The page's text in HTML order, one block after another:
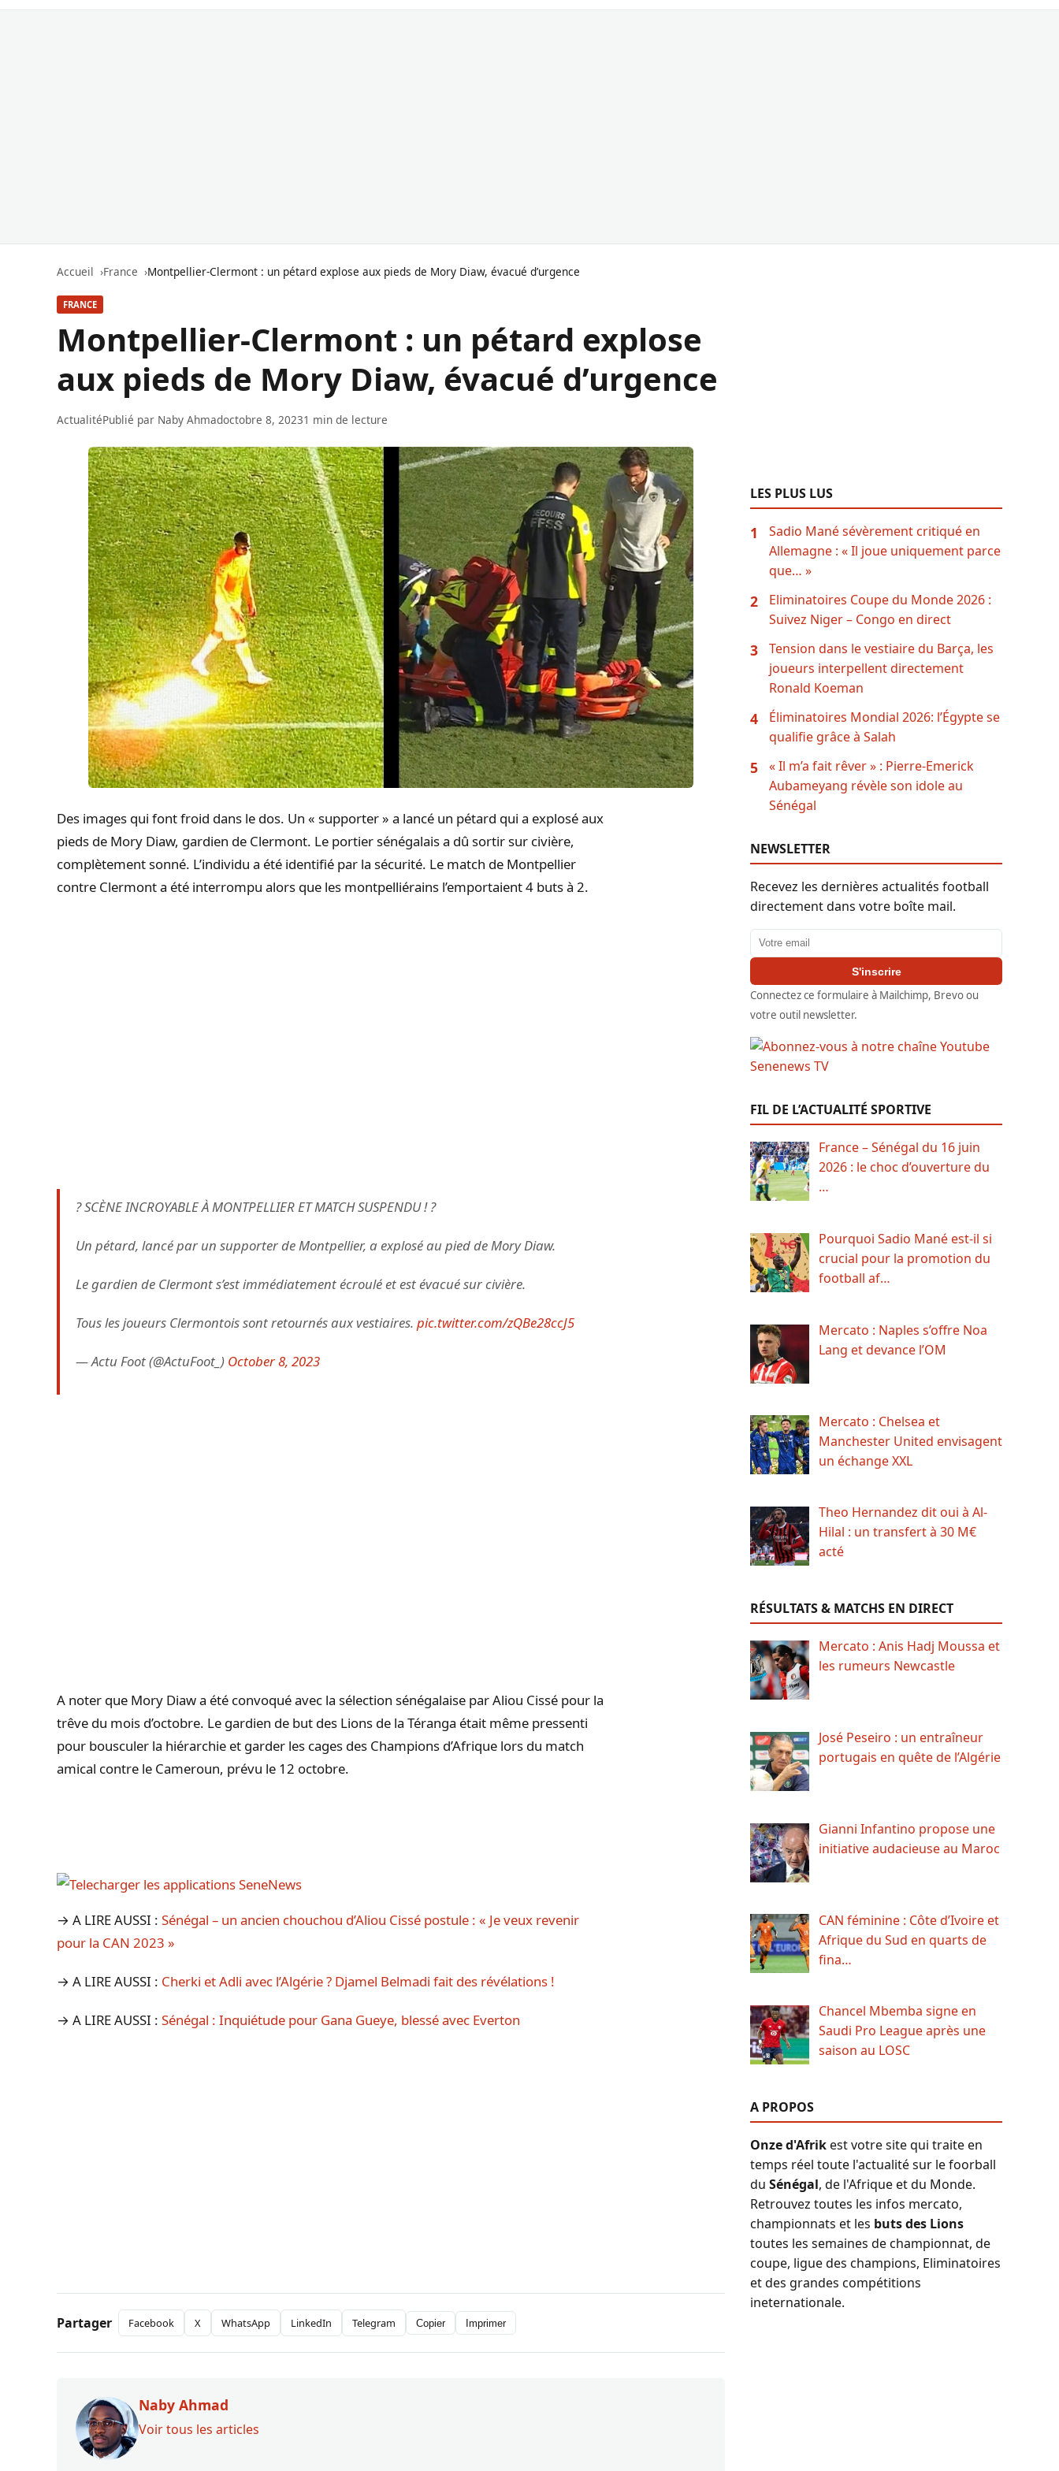
Accueil France Montpellier-Clermont : un pétard explose aux pieds de Mory Diaw, évacué d’urgence
FRANCE
Montpellier-Clermont : un pétard explose
aux pieds de Mory Diaw, évacué d’urgence
ActualitéPublié par Naby Ahmadoctobre 8, 20231 min de lecture
Des images qui font froid dans le dos. Un « supporter » a lancé un pétard qui a explosé aux
pieds de Mory Diaw, gardien de Clermont. Le portier sénégalais a dû sortir sur civière,
complètement sonné. L’individu a été identifié par la sécurité. Le match de Montpellier
contre Clermont a été interrompu alors que les montpelliérains l’emportaient 4 buts à 2.
? SCÈNE INCROYABLE À MONTPELLIER ET MATCH SUSPENDU ! ?
Un pétard, lancé par un supporter de Montpellier, a explosé au pied de Mory Diaw.
Le gardien de Clermont s’est immédiatement écroulé et est évacué sur civière.
Tous les joueurs Clermontois sont retournés aux vestiaires. pic.twitter.com/zQBe28ccJ5
— Actu Foot (@ActuFoot_) October 8, 2023
A noter que Mory Diaw a été convoqué avec la sélection sénégalaise par Aliou Cissé pour la
trêve du mois d’octobre. Le gardien de but des Lions de la Téranga était même pressenti
pour bousculer la hiérarchie et garder les cages des Champions d’Afrique lors du match
amical contre le Cameroun, prévu le 12 octobre.
→ A LIRE AUSSI : Sénégal – un ancien chouchou d’Aliou Cissé postule : « Je veux revenir
pour la CAN 2023 »
→ A LIRE AUSSI : Cherki et Adli avec l’Algérie ? Djamel Belmadi fait des révélations !
→ A LIRE AUSSI : Sénégal : Inquiétude pour Gana Gueye, blessé avec Everton
Partager Facebook X WhatsApp LinkedIn Telegram Copier Imprimer
Naby Ahmad
Voir tous les articles
LES PLUS LUS
1
Sadio Mané sévèrement critiqué en
Allemagne : « Il joue uniquement parce
que… »
2
Eliminatoires Coupe du Monde 2026 :
Suivez Niger – Congo en direct
3
Tension dans le vestiaire du Barça, les
joueurs interpellent directement
Ronald Koeman
4
Éliminatoires Mondial 2026: l’Égypte se
qualifie grâce à Salah
5
« Il m’a fait rêver » : Pierre-Emerick
Aubameyang révèle son idole au
Sénégal
NEWSLETTER
Recevez les dernières actualités football
directement dans votre boîte mail.
Adresse email
S'inscrire
Connectez ce formulaire à Mailchimp, Brevo ou
votre outil newsletter.
FIL DE L’ACTUALITÉ SPORTIVE
France – Sénégal du 16 juin
2026 : le choc d’ouverture du
…
Pourquoi Sadio Mané est-il si
crucial pour la promotion du
football af…
Mercato : Naples s’offre Noa
Lang et devance l’OM
Mercato : Chelsea et
Manchester United envisagent
un échange XXL
Theo Hernandez dit oui à Al-
Hilal : un transfert à 30 M€
acté
RÉSULTATS & MATCHS EN DIRECT
Mercato : Anis Hadj Moussa et
les rumeurs Newcastle
José Peseiro : un entraîneur
portugais en quête de l’Algérie
Gianni Infantino propose une
initiative audacieuse au Maroc
CAN féminine : Côte d’Ivoire et
Afrique du Sud en quarts de
fina…
Chancel Mbemba signe en
Saudi Pro League après une
saison au LOSC
A PROPOS
Onze d'Afrikest votre site qui traite en
temps réel toute l'actualité sur le foorball
du Sénégal, de l'Afrique et du Monde.
Retrouvez toutes les infos mercato,
championnats et les buts des Lions
toutes les semaines de championnat, de
coupe, ligue des champions, Eliminatoires
et des grandes compétitions
ineternationale.